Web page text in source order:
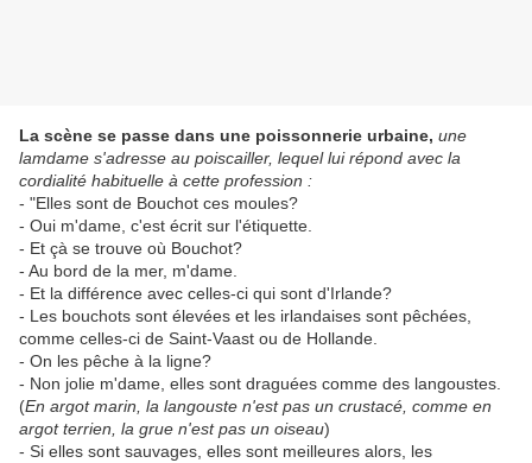
La scène se passe dans une poissonnerie urbaine, une
lamdame s'adresse au poiscailler, lequel lui répond avec la
cordialité habituelle à cette profession :
- "Elles sont de Bouchot ces moules?
- Oui m'dame, c'est écrit sur l'étiquette.
- Et çà se trouve où Bouchot?
- Au bord de la mer, m'dame.
- Et la différence avec celles-ci qui sont d'Irlande?
- Les bouchots sont élevées et les irlandaises sont pêchées,
comme celles-ci de Saint-Vaast ou de Hollande.
- On les pêche à la ligne?
- Non jolie m'dame, elles sont draguées comme des langoustes.
(En argot marin, la langouste n'est pas un crustacé, comme en
argot terrien, la grue n'est pas un oiseau)
- Si elles sont sauvages, elles sont meilleures alors, les